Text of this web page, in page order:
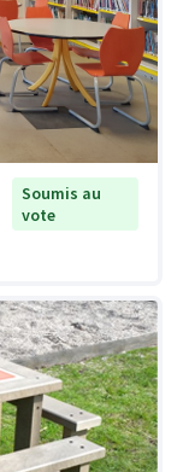
Soumis au
vote